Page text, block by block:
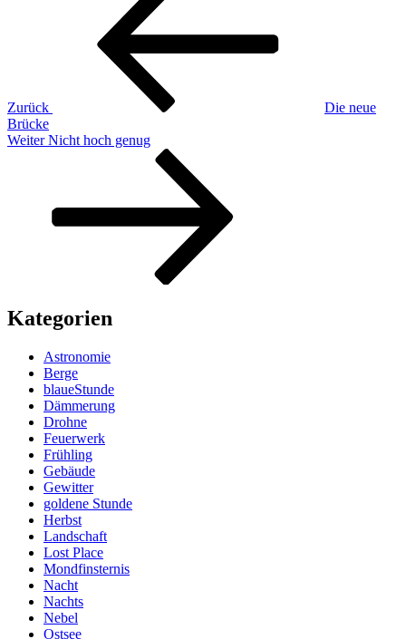
Zurück
Die neue
Brücke
Nächster
Weiter Nicht hoch genug
Kategorien
Astronomie
Berge
blaueStunde
Dämmerung
Drohne
Feuerwerk
Frühling
Gebäude
Gewitter
goldene Stunde
Herbst
Landschaft
Lost Place
Mondfinsternis
Nacht
Nachts
Nebel
Ostsee